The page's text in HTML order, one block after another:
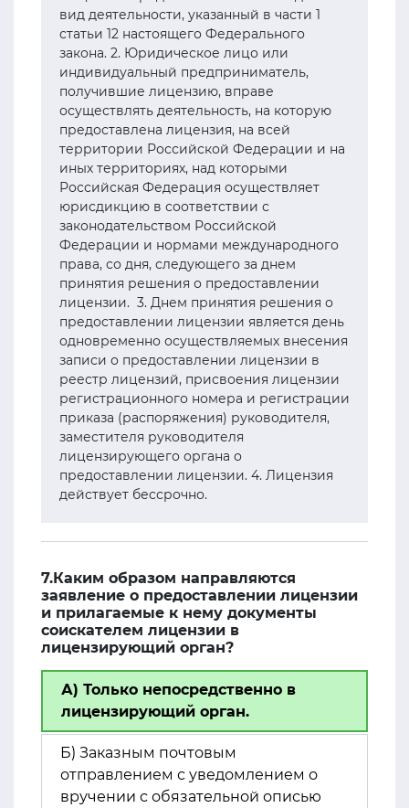
вид деятельности, указанный в части 1
статьи 12 настоящего Федерального
закона. 2. Юридическое лицо или
индивидуальный предприниматель,
получившие лицензию, вправе
осуществлять деятельность, на которую
предоставлена лицензия, на всей
территории Российской Федерации и на
иных территориях, над которыми
Российская Федерация осуществляет
юрисдикцию в соответствии с
законодательством Российской
Федерации и нормами международного
права, со дня, следующего за днем
принятия решения о предоставлении
лицензии. 3. Днем принятия решения о
предоставлении лицензии является день
одновременно осуществляемых внесения
записи о предоставлении лицензии в
реестр лицензий, присвоения лицензии
регистрационного номера и регистрации
приказа (распоряжения) руководителя,
заместителя руководителя
лицензирующего органа о
предоставлении лицензии. 4. Лицензия
действует бессрочно.
7.Каким образом направляются
заявление о предоставлении лицензии
и прилагаемые к нему документы
соискателем лицензии в
лицензирующий орган?
А) Только непосредственно в
лицензирующий орган.
Б) Заказным почтовым
отправлением с уведомлением о
вручении с обязательной описью